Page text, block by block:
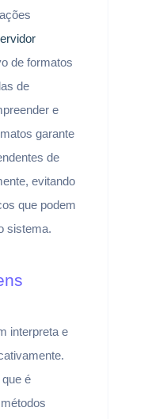
de formatos
de
e
garante
de
evitando
que podem
sistema.
interpreta e
é